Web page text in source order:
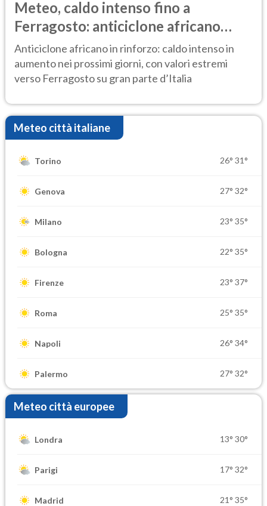
Meteo, caldo intenso fino a
Ferragosto: anticiclone africano
ancora protagonista
Anticiclone africano in rinforzo: caldo intenso in
aumento nei prossimi giorni, con valori estremi
verso Ferragosto su gran parte d’Italia
Meteo città italiane
Torino 26° 31°
Genova 27° 32°
Milano 23° 35°
Bologna 22° 35°
Firenze 23° 37°
Roma 25° 35°
Napoli 26° 34°
Palermo 27° 32°
Meteo città europee
Londra 13° 30°
Parigi 17° 32°
Madrid 21° 35°